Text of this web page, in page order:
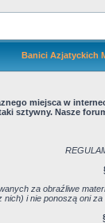
Banici Azjatyckich
miejsca w
sztywny. Nasze
za obraźliwe
i nie ponoszą oni za